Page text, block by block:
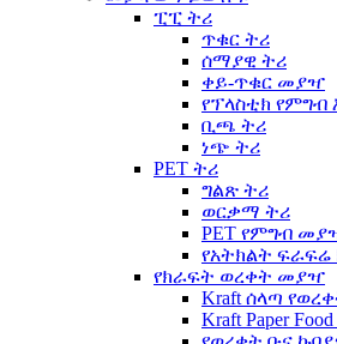
ፒፒ ትሪ
ጥቁር ትሪ
ሰማያዊ ትሪ
ቀይ-ጥቁር መያዣ
የፕላስቲክ የምግብ
ቢጫ ትሪ
ነጭ ትሪ
PET ትሪ
ግልጽ ትሪ
ወርቃማ ትሪ
PET የምግብ
የአትክልት ፍራፍሬ
የክራፍት ወረቀት መያዣ
Kraft ሰላጣ
Kraft Paper